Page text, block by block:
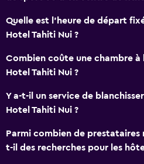
WiFi gratuit
Serviettes
Shampooing
Gel douche
Poubelles
Après-shampooing
Salle de bain
Quelle est l'heure de départ
Hotel Tahiti Nui ?
Combien coûte une chambre
Hotel Tahiti Nui ?
Y a-t-il un service de
Hotel Tahiti Nui ?
Parmi combien de
t-il des recherches pour les